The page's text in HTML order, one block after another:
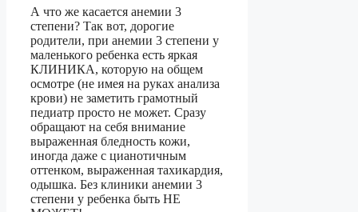
А что же касается анемии 3
степени? Так вот, дорогие
родители, при анемии 3 степени у
маленького ребенка есть яркая
КЛИНИКА, которую на общем
осмотре (не имея на руках анализа
крови) не заметить грамотный
педиатр просто не может. Сразу
обращают на себя внимание
выраженная бледность кожи,
иногда даже с цианотичным
оттенком, выраженная тахикардия,
одышка. Без клиники анемии 3
степени у ребенка быть НЕ